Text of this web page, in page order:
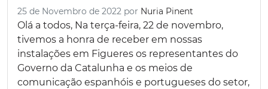
25 de Novembro de 2022 por Nuria Pinent
Olá a todos, Na terça-feira, 22 de novembro,
tivemos a honra de receber em nossas
instalações em Figueres os representantes do
Governo da Catalunha e os meios de
comunicação espanhóis e portugueses do setor,